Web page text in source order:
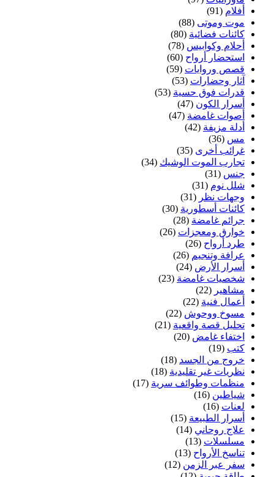
أفلام (91)
موت وموتى (88)
كائنات فضائية (80)
أحلام وكوابيس (78)
استحضار أرواح (60)
قصص وروايات (59)
آثار وحضارات (53)
قدرات فوق حسية (53)
أسرار الكون (47)
أصوات غامضة (47)
أدلة مزيفة (42)
مس (36)
غرائب أخرى (35)
تجارب الموت الوشيك (34)
جنس (31)
شلل نوم (31)
وجهات نظر (31)
كائنات أسطورية (30)
جرائم غامضة (28)
خوارق ومعجزات (26)
طرد أرواح (26)
عرافة وتنجيم (26)
أسرار الأرض (24)
شخصيات غامضة (23)
مشاهير (22)
أعمال فنية (22)
مسوخ ووحوش (22)
تحليل قصة واقعية (21)
اختفاء غامض (20)
كتب (19)
خروج من الجسد (18)
نظريات غير تقليدية (18)
منظمات وطوائف سرية (17)
شياطين (16)
لعنات (16)
أسرار الطبيعة (15)
علاج روحاني (14)
مسلسلات (13)
تناسخ الأرواح (13)
سفر عبر الزمن (12)